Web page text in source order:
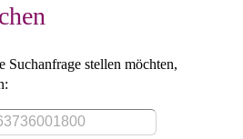
Suchanfrage stellen möchten,